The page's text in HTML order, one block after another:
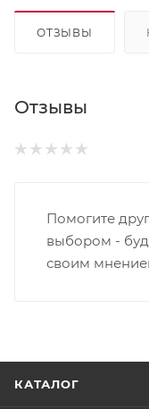
ОТЗЫВЫ
Отзывы
Помогите
выбором -
своим
КАТАЛОГ